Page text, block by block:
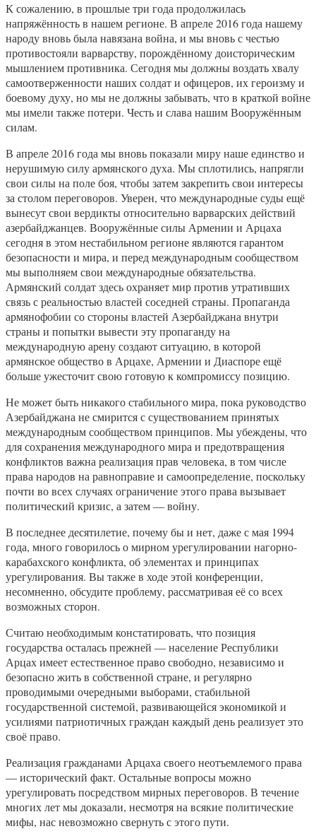
К сожалению, в прошлые три года продолжилась
напряжённость в нашем регионе. В апреле 2016 года нашему
народу вновь была навязана война, и мы вновь с честью
противостояли варварству, порождённому доисторическим
мышлением противника. Сегодня мы должны воздать хвалу
самоотверженности наших солдат и офицеров, их героизму и
боевому духу, но мы не должны забывать, что в краткой войне
мы имели также потери. Честь и слава нашим Вооружённым
силам.
В апреле 2016 года мы вновь показали миру наше единство и
нерушимую силу армянского духа. Мы сплотились, напрягли
свои силы на поле боя, чтобы затем закрепить свои интересы
за столом переговоров. Уверен, что международные суды ещё
вынесут свои вердикты относительно варварских действий
азербайджанцев. Вооружённые силы Армении и Арцаха
сегодня в этом нестабильном регионе являются гарантом
безопасности и мира, и перед международным сообществом
мы выполняем свои международные обязательства.
Армянский солдат здесь охраняет мир против утративших
связь с реальностью властей соседней страны. Пропаганда
армянофобии со стороны властей Азербайджана внутри
страны и попытки вывести эту пропаганду на
международную арену создают ситуацию, в которой
армянское общество в Арцахе, Армении и Диаспоре ещё
больше ужесточит свою готовую к компромиссу позицию.
Не может быть никакого стабильного мира, пока руководство
Азербайджана не смирится с существованием принятых
международным сообществом принципов. Мы убеждены, что
для сохранения международного мира и предотвращения
конфликтов важна реализация прав человека, в том числе
права народов на равноправие и самоопределение, поскольку
почти во всех случаях ограничение этого права вызывает
политический кризис, а затем — войну.
В последнее десятилетие, почему бы и нет, даже с мая 1994
года, много говорилось о мирном урегулировании нагорно-
карабахского конфликта, об элементах и принципах
урегулирования. Вы также в ходе этой конференции,
несомненно, обсудите проблему, рассматривая её со всех
возможных сторон.
Считаю необходимым констатировать, что позиция
государства осталась прежней — население Республики
Арцах имеет естественное право свободно, независимо и
безопасно жить в собственной стране, и регулярно
проводимыми очередными выборами, стабильной
государственной системой, развивающейся экономикой и
усилиями патриотичных граждан каждый день реализует это
своё право.
Реализация гражданами Арцаха своего неотъемлемого права
— исторический факт. Остальные вопросы можно
урегулировать посредством мирных переговоров. В течение
многих лет мы доказали, несмотря на всякие политические
мифы, нас невозможно свернуть с этого пути.